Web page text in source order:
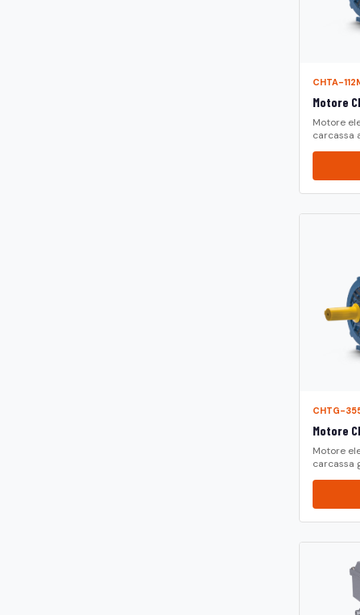
CHTA-
Motore
Motore
carcassa
CHTG-
Motore
Motore
carcassa